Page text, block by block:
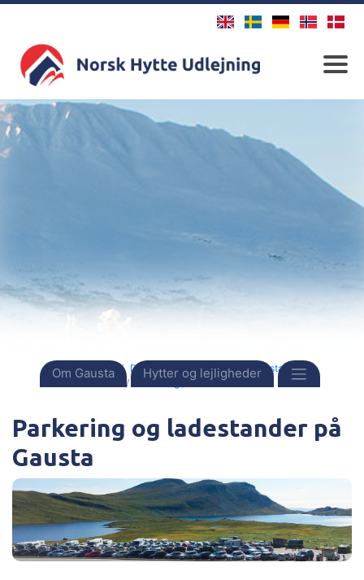
Om Gausta Hytter og lejligheder
Forside Destinationer Norge
Gausta
Parkering / Ladestander
Parkering og ladestander på
Gausta